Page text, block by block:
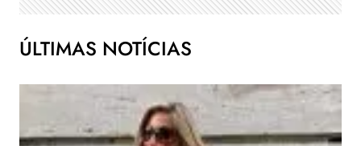
ÚLTIMAS NOTÍCIAS